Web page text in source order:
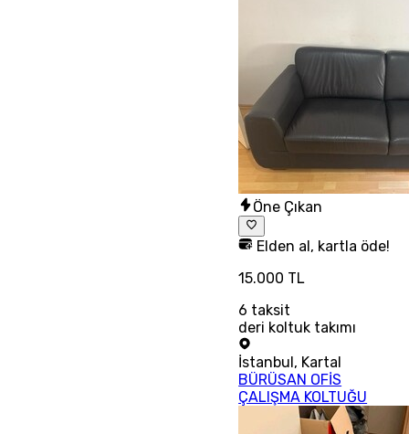
Öne Çıkan
Elden al, kartla öde!
15.000 TL
6 taksit
deri koltuk takımı
İstanbul, Kartal
BÜRÜSAN OFİS
ÇALIŞMA KOLTUĞU